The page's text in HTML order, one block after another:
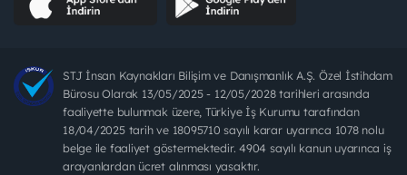
STJ İnsan Kaynakları Bilişim ve Danışmanlık A.Ş. Özel İstihdam
Bürosu Olarak 13/05/2025 - 12/05/2028 tarihleri arasında
faaliyette bulunmak üzere, Türkiye İş Kurumu tarafından
18/04/2025 tarih ve 18095710 sayılı karar uyarınca 1078 nolu
belge ile faaliyet göstermektedir. 4904 sayılı kanun uyarınca iş
arayanlardan ücret alınması yasaktır.